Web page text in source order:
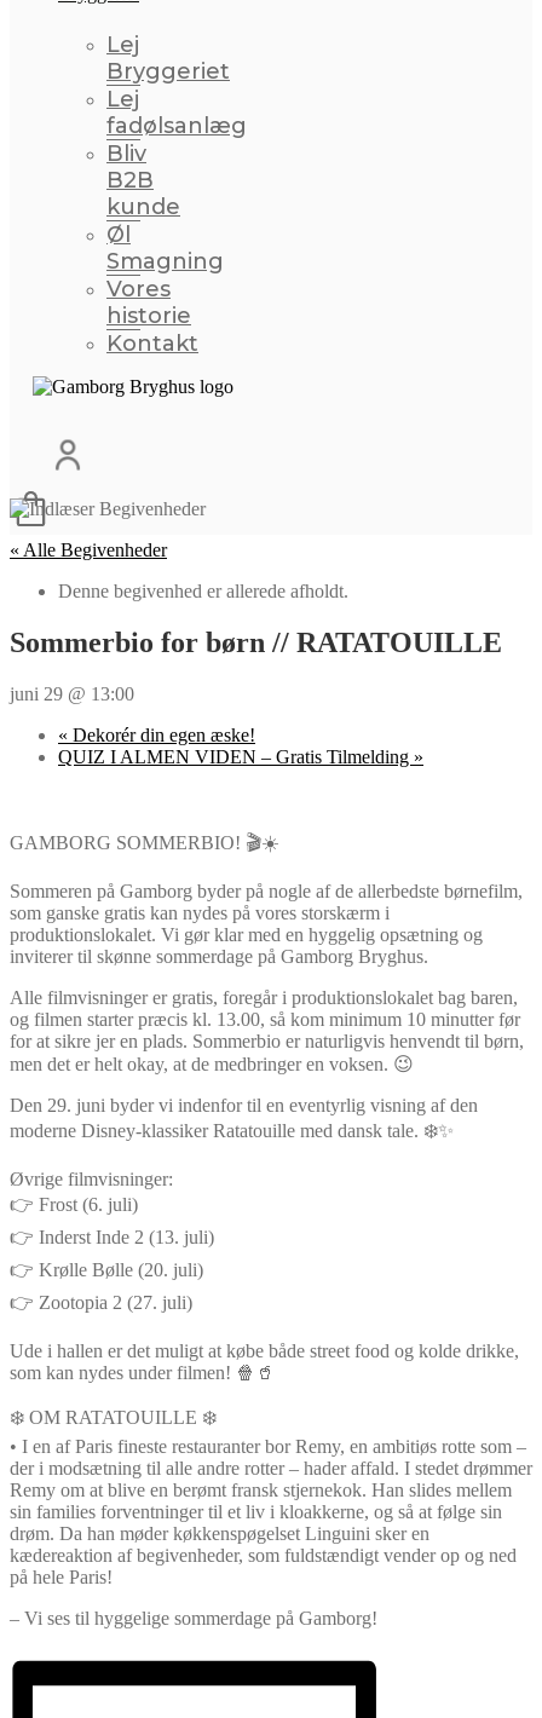
Lej
Bryggeriet
Lej
fadølsanlæg
Bliv
B2B
kunde
Øl
Smagning
Vores
historie
Kontakt
« Alle Begivenheder
Denne begivenhed er allerede afholdt.
Sommerbio for børn // RATATOUILLE
juni 29 @ 13:00
« Dekorér din egen æske!
QUIZ I ALMEN VIDEN – Gratis Tilmelding »
GAMBORG SOMMERBIO! 🎬☀️
Sommeren på Gamborg byder på nogle af de allerbedste børnefilm,
som ganske gratis kan nydes på vores storskærm i
produktionslokalet. Vi gør klar med en hyggelig opsætning og
inviterer til skønne sommerdage på Gamborg Bryghus.
Alle filmvisninger er gratis, foregår i produktionslokalet bag baren,
og filmen starter præcis kl. 13.00, så kom minimum 10 minutter før
for at sikre jer en plads. Sommerbio er naturligvis henvendt til børn,
men det er helt okay, at de medbringer en voksen. 😉
Den 29. juni byder vi indenfor til en eventyrlig visning af den
moderne Disney-klassiker Ratatouille med dansk tale. ❄️✨
Øvrige filmvisninger:
👉 Frost (6. juli)
👉 Inderst Inde 2 (13. juli)
👉 Krølle Bølle (20. juli)
👉 Zootopia 2 (27. juli)
Ude i hallen er det muligt at købe både street food og kolde drikke,
som kan nydes under filmen! 🍿🥤
❄️ OM RATATOUILLE ❄️
• I en af Paris fineste restauranter bor Remy, en ambitiøs rotte som –
der i modsætning til alle andre rotter – hader affald. I stedet drømmer
Remy om at blive en berømt fransk stjernekok. Han slides mellem
sin families forventninger til et liv i kloakkerne, og så at følge sin
drøm. Da han møder køkkenspøgelset Linguini sker en
kædereaktion af begivenheder, som fuldstændigt vender op og ned
på hele Paris!
– Vi ses til hyggelige sommerdage på Gamborg!